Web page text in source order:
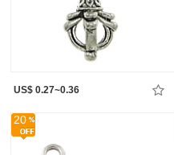
US$ 0.27~0.36
20